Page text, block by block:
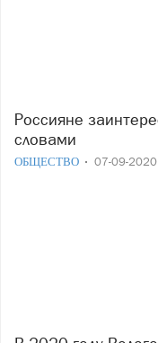
Россияне заинтересовались старорусскими
словами
ОБЩЕСТВО 07-09-2020